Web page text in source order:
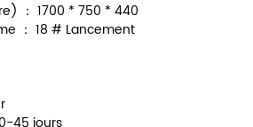
： 1700 * 750 * 440
： 18 # Lancement